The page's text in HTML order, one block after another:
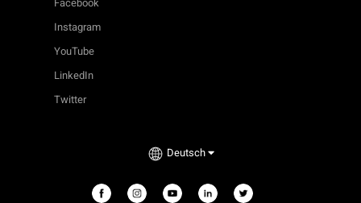
Facebook
Instagram
YouTube
LinkedIn
Twitter
Deutsch